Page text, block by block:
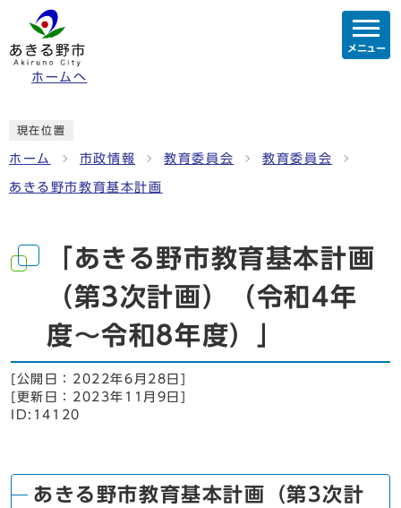
ホームへ
メニュー
現在位置
ホーム 市政情報 教育委員会 教育委員会
あきる野市教育基本計画
「あきる野市教育基本計画
（第3次計画）（令和4年
度～令和8年度）」
[公開日： 2022年6月28日
[更新日： 2023年11月9日
ID:14120
あきる野市教育基本計画（第3次計